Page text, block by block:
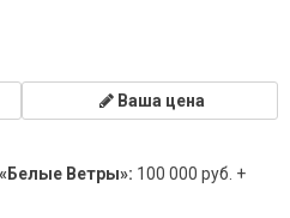
Ваша цена
Ветры»: 100 000 руб. +